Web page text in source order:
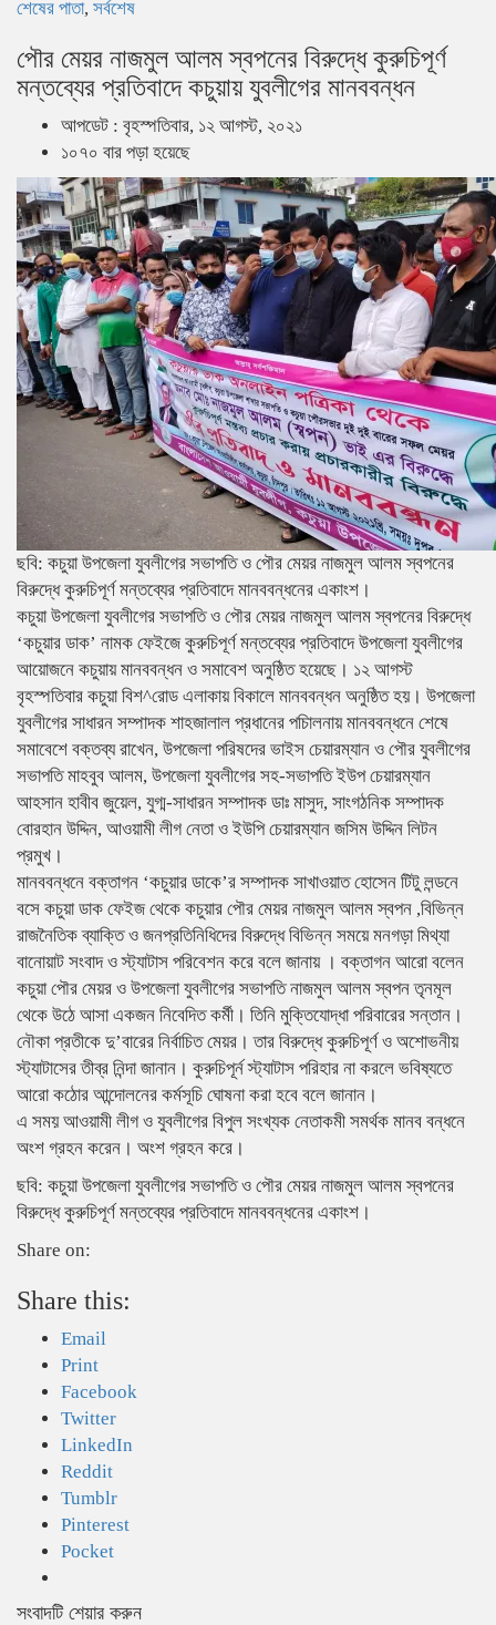
শেষের পাতা, সর্বশেষ
পৌর মেয়র নাজমুল আলম স্বপনের বিরুদ্ধে কুরুচিপূর্ণ
মন্তব্যের প্রতিবাদে কচুয়ায় যুবলীগের মানববন্ধন
আপডেট : বৃহস্পতিবার, ১২ আগস্ট, ২০২১
১০৭০ বার পড়া হয়েছে
ছবি: কচুয়া উপজেলা যুবলীগের সভাপতি ও পৌর মেয়র নাজমুল আলম স্বপনের
বিরুদ্ধে কুরুচিপূর্ণ মন্তব্যের প্রতিবাদে মানববন্ধনের একাংশ।
কচুয়া উপজেলা যুবলীগের সভাপতি ও পৌর মেয়র নাজমুল আলম স্বপনের বিরুদ্ধে
‘কচুয়ার ডাক’ নামক ফেইজে কুরুচিপূর্ণ মন্তব্যের প্রতিবাদে উপজেলা যুবলীগের
আয়োজনে কচুয়ায় মানববন্ধন ও সমাবেশ অনুষ্ঠিত হয়েছে। ১২ আগস্ট
বৃহস্পতিবার কচুয়া বিশ^রোড এলাকায় বিকালে মানববন্ধন অনুষ্ঠিত হয়। উপজেলা
যুবলীগের সাধারন সম্পাদক শাহজালাল প্রধানের পচিালনায় মানববন্ধনে শেষে
সমাবেশে বক্তব্য রাখেন, উপজেলা পরিষদের ভাইস চেয়ারম্যান ও পৌর যুবলীগের
সভাপতি মাহবুব আলম, উপজেলা যুবলীগের সহ-সভাপতি ইউপ চেয়ারম্যান
আহসান হাবীব জুয়েল, যুগ্ম-সাধারন সম্পাদক ডাঃ মাসুদ, সাংগঠনিক সম্পাদক
বোরহান উদ্দিন, আওয়ামী লীগ নেতা ও ইউপি চেয়ারম্যান জসিম উদ্দিন লিটন
প্রমুখ।
মানববন্ধনে বক্তাগন ‘কচুয়ার ডাকে’র সম্পাদক সাখাওয়াত হোসেন টিটু লন্ডনে
বসে কচুয়া ডাক ফেইজ থেকে কচুয়ার পৌর মেয়র নাজমুল আলম স্বপন ,বিভিন্ন
রাজনৈতিক ব্যাক্তি ও জনপ্রতিনিধিদের বিরুদ্ধে বিভিন্ন সময়ে মনগড়া মিথ্যা
বানোয়াট সংবাদ ও স্ট্যাটাস পরিবেশন করে বলে জানায় । বক্তাগন আরো বলেন
কচুয়া পৌর মেয়র ও উপজেলা যুবলীগের সভাপতি নাজমুল আলম স্বপন তৃনমূল
থেকে উঠে আসা একজন নিবেদিত কর্মী। তিনি মুক্তিযোদ্ধা পরিবারের সন্তান।
নৌকা প্রতীকে দু’বারের নির্বাচিত মেয়র। তার বিরুদ্ধে কুরুচিপূর্ণ ও অশোভনীয়
স্ট্যাটাসের তীব্র নিন্দা জানান। কুরুচিপূর্ন স্ট্যাটাস পরিহার না করলে ভবিষ্যতে
আরো কঠোর আন্দোলনের কর্মসূচি ঘোষনা করা হবে বলে জানান।
এ সময় আওয়ামী লীগ ও যুবলীগের বিপুল সংখ্যক নেতাকমী সমর্থক মানব বন্ধনে
অংশ গ্রহন করেন। অংশ গ্রহন করে।
ছবি: কচুয়া উপজেলা যুবলীগের সভাপতি ও পৌর মেয়র নাজমুল আলম স্বপনের
বিরুদ্ধে কুরুচিপূর্ণ মন্তব্যের প্রতিবাদে মানববন্ধনের একাংশ।
Share on:
Share this:
Email
Print
Facebook
Twitter
LinkedIn
Reddit
Tumblr
Pinterest
Pocket
সংবাদটি শেয়ার করুন